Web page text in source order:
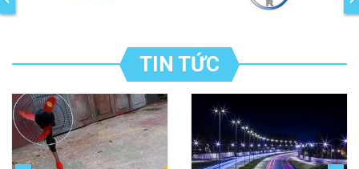
TIN TỨC